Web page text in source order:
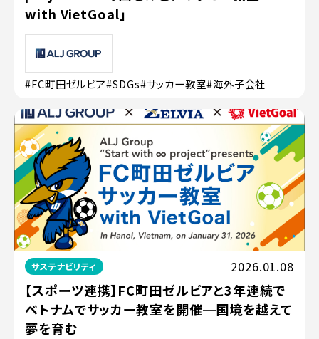
with VietGoal」
#FC町田ゼルビア#SDGs#サッカー教室#海外子会社
サステナビリティ 2026.01.08
【スポーツ連携】FC町田ゼルビアと3年連続で
ベトナムでサッカー教室を開催─国境を越えて
夢を育む